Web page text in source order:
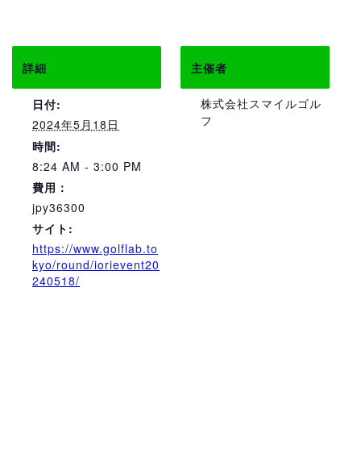
詳細
日付:
2024年5月18日
時間:
8:24 AM - 3:00 PM
費用：
jpy36300
サイト:
https://www.golflab.to
kyo/round/iorievent20
240518/
主催者
株式会社スマイルゴル
フ